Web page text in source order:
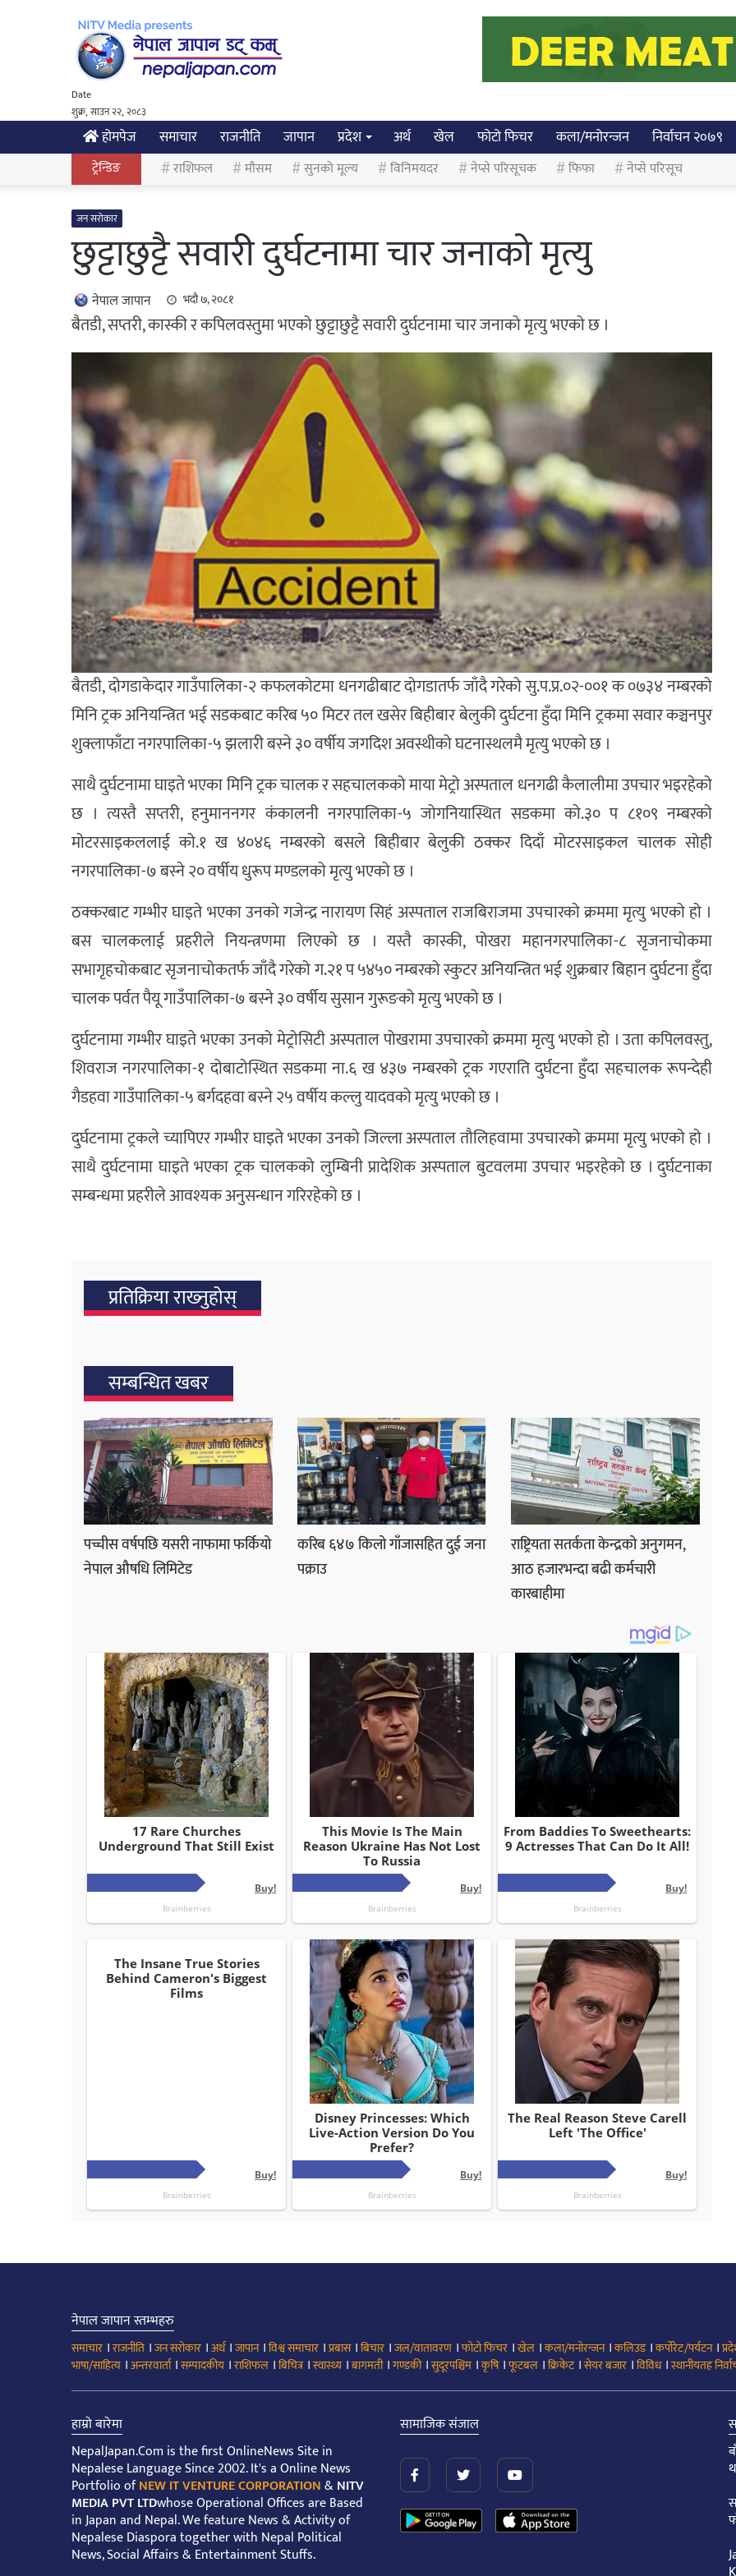
Date
शुक्र, साउन २२, २०८३
होमपेज समाचार राजनीति जापान प्रदेश अर्थ खेल फोटो फिचर कला/मनोरन्जन निर्वाचन २०७९
ट्रेन्डिङ राशिफल मौसम सुनको मूल्य विनिमयदर नेप्से परिसूचक फिफा नेप्से परिसूच
जन सरोकार
छुट्टाछुट्टै सवारी दुर्घटनामा चार जनाको मृत्यु
नेपाल जापान भदौ ७, २०८१
बैतडी, सप्तरी, कास्की र कपिलवस्तुमा भएको छुट्टाछुट्टै सवारी दुर्घटनामा चार जनाको मृत्यु भएको छ ।
बैतडी, दोगडाकेदार गाउँपालिका-२ कफलकोटमा धनगढीबाट दोगडातर्फ जाँदै गरेको सु.प.प्र.०२-००१ क ०७३४ नम्बरको
मिनि ट्रक अनियन्त्रित भई सडकबाट करिब ५० मिटर तल खसेर बिहीबार बेलुकी दुर्घटना हुँदा मिनि ट्रकमा सवार कञ्चनपुर
शुक्लाफाँटा नगरपालिका-५ झलारी बस्ने ३० वर्षीय जगदिश अवस्थीको घटनास्थलमै मृत्यु भएको छ ।
साथै दुर्घटनामा घाइते भएका मिनि ट्रक चालक र सहचालकको माया मेट्रो अस्पताल धनगढी कैलालीमा उपचार भइरहेको
छ । त्यस्तै सप्तरी, हनुमाननगर कंकालनी नगरपालिका-५ जोगनियास्थित सडकमा को.३० प ८१०९ नम्बरको
मोटरसाइकललाई को.१ ख ४०४६ नम्बरको बसले बिहीबार बेलुकी ठक्कर दिदाँ मोटरसाइकल चालक सोही
नगरपालिका-७ बस्ने २० वर्षीय धुरूप मण्डलको मृत्यु भएको छ ।
ठक्करबाट गम्भीर घाइते भएका उनको गजेन्द्र नारायण सिहं अस्पताल राजबिराजमा उपचारको क्रममा मृत्यु भएको हो ।
बस चालकलाई प्रहरीले नियन्त्रणमा लिएको छ । यस्तै कास्की, पोखरा महानगरपालिका-८ सृजनाचोकमा
सभागृहचोकबाट सृजनाचोकतर्फ जाँदै गरेको ग.२१ प ५४५० नम्बरको स्कुटर अनियन्त्रित भई शुक्रबार बिहान दुर्घटना हुँदा
चालक पर्वत पैयू गाउँपालिका-७ बस्ने ३० वर्षीय सुसान गुरूङको मृत्यु भएको छ ।
दुर्घटनामा गम्भीर घाइते भएका उनको मेट्रोसिटी अस्पताल पोखरामा उपचारको क्रममा मृत्यु भएको हो । उता कपिलवस्तु,
शिवराज नगरपालिका-१ दोबाटोस्थित सडकमा ना.६ ख ४३७ नम्बरको ट्रक गएराति दुर्घटना हुँदा सहचालक रूपन्देही
गैडहवा गाउँपालिका-५ बर्गदहवा बस्ने २५ वर्षीय कल्लु यादवको मृत्यु भएको छ ।
दुर्घटनामा ट्रकले च्यापिएर गम्भीर घाइते भएका उनको जिल्ला अस्पताल तौलिहवामा उपचारको क्रममा मृत्यु भएको हो ।
साथै दुर्घटनामा घाइते भएका ट्रक चालकको लुम्बिनी प्रादेशिक अस्पताल बुटवलमा उपचार भइरहेको छ । दुर्घटनाका
सम्बन्धमा प्रहरीले आवश्यक अनुसन्धान गरिरहेको छ ।
प्रतिक्रिया राख्‍नुहोस्
सम्बन्धित खबर
पच्चीस वर्षपछि यसरी नाफामा फर्कियो
नेपाल औषधि लिमिटेड
करिब ६४७ किलो गाँजासहित दुई जना
पक्राउ
राष्ट्रियता सतर्कता केन्द्रको अनुगमन,
आठ हजारभन्दा बढी कर्मचारी
कारबाहीमा
नेपाल जापान स्तम्भहरु
समाचार ।राजनीति ।जन सरोकार ।अर्थ।जापान।विश्व समाचार ।प्रबास।बिचार ।जल/वातावरण ।फोटो फिचर ।खेल ।कला/मनोरन्जन।कलिउड।कर्पोरेट/पर्यटन।
भाषा/साहित्य ।अन्तरवार्ता।सम्पादकीय ।राशिफल ।बिचित्र।स्वास्थ्य ।बागमती।गण्डकी।सुदूरपश्चिम ।कृषि।फूटबल ।क्रिकेट।सेयर बजार ।विविध।स्थानीयतह
हाम्रो बारेमा
NepalJapan.Com is the first OnlineNews Site in
Nepalese Language Since 2002. It's a Online News
Portfolio ofNEW IT VENTURE CORPORATION&NITV
MEDIA PVT LTDwhose Operational Offices are Based
in Japan and Nepal. We feature News & Activity of
Nepalese Diaspora together with Nepal Political
News, Social Affairs & Entertainment Stuffs.
सामाजिक संजाल